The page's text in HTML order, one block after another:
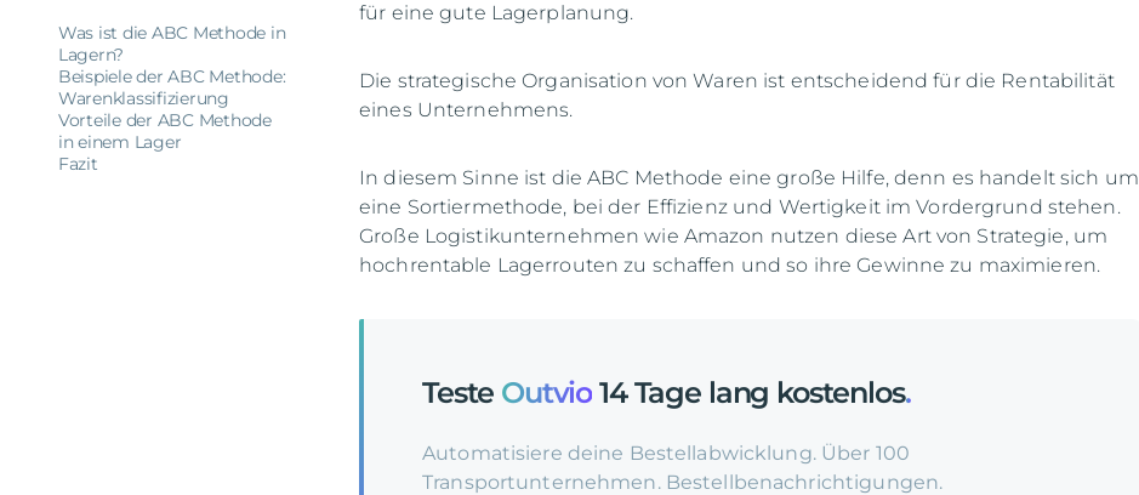
Was ist die ABC Methode in
Lagern?
Beispiele der ABC Methode:
Warenklassifizierung
Vorteile der ABC Methode
in einem Lager
Fazit
für eine gute Lagerplanung.
Die strategische Organisation von Waren ist entscheidend für die Rentabilität
eines Unternehmens.
In diesem Sinne ist die ABC Methode eine große Hilfe, denn es handelt sich um
eine Sortiermethode, bei der Effizienz und Wertigkeit im Vordergrund stehen.
Große Logistikunternehmen wie Amazon nutzen diese Art von Strategie, um
hochrentable Lagerrouten zu schaffen und so ihre Gewinne zu maximieren.
Teste Outvio 14 Tage lang kostenlos.
Automatisiere deine Bestellabwicklung. Über 100
Transportunternehmen. Bestellbenachrichtigungen.